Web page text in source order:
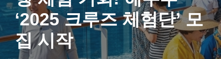
‘2025 크루즈 체험단’ 모
집 시작